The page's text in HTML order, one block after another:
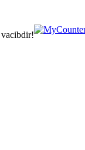
vacibdir!